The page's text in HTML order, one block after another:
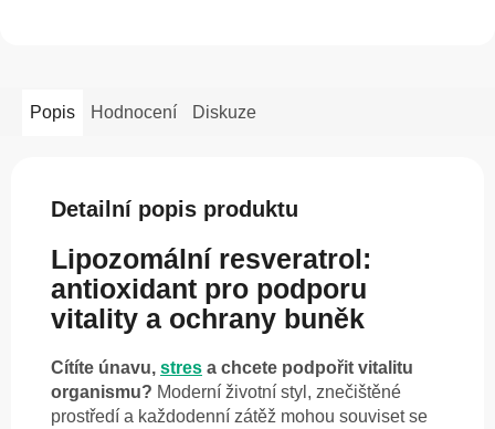
Popis Hodnocení Diskuze
Detailní popis produktu
Lipozomální resveratrol:
antioxidant pro podporu
vitality a ochrany buněk
Cítíte únavu, stres a chcete podpořit vitalitu
organismu? Moderní životní styl, znečištěné
prostředí a každodenní zátěž mohou souviset se